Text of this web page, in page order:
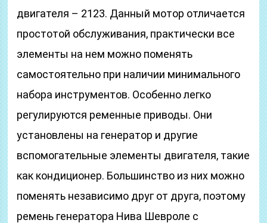
двигателя – 2123. Данный мотор отличается
простотой обслуживания, практически все
элементы на нем можно поменять
самостоятельно при наличии минимального
набора инструментов. Особенно легко
регулируются ременные приводы. Они
установлены на генератор и другие
вспомогательные элементы двигателя, такие
как кондиционер. Большинство из них можно
поменять независимо друг от друга, поэтому
ремень генератора Нива Шевроле с